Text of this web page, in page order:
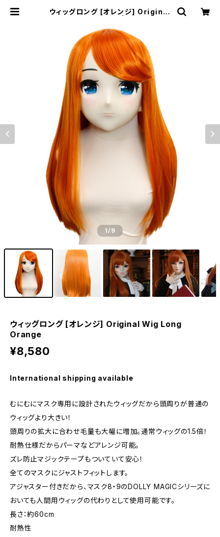
ウィッグロング [オレンジ] Original
所
1/9
ウィッグロング [オレンジ] Original Wig Long
Orange
¥8,580
International shipping available
むにむにマスク専用に設計されたウィッグだから頭周りが普通の
ウィッグより大きい！
頭周りの拡大に合わせ毛量も大幅に増加。通常ウィッグの1.5倍！
耐熱仕様だからパーマなどアレンジ可能。
ズレ防止マジックテープもついていて安心！
全てのマスクにジャストフィットします。
アジャスター付きだから、マスク8・9のDOLLY MAGICシリーズに
おいても人間用ウィッグの代わりとして使用可能です。
長さ：約60cm
耐熱性